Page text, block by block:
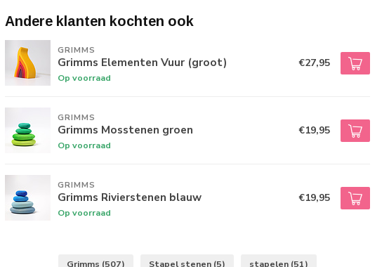
Andere klanten kochten ook
GRIMMS
Grimms Elementen Vuur (groot)
Op voorraad
€27,95
GRIMMS
Grimms Mosstenen groen
Op voorraad
€19,95
GRIMMS
Grimms Rivierstenen blauw
Op voorraad
€19,95
Grimms (507) Stapel stenen (5) stapelen (51)